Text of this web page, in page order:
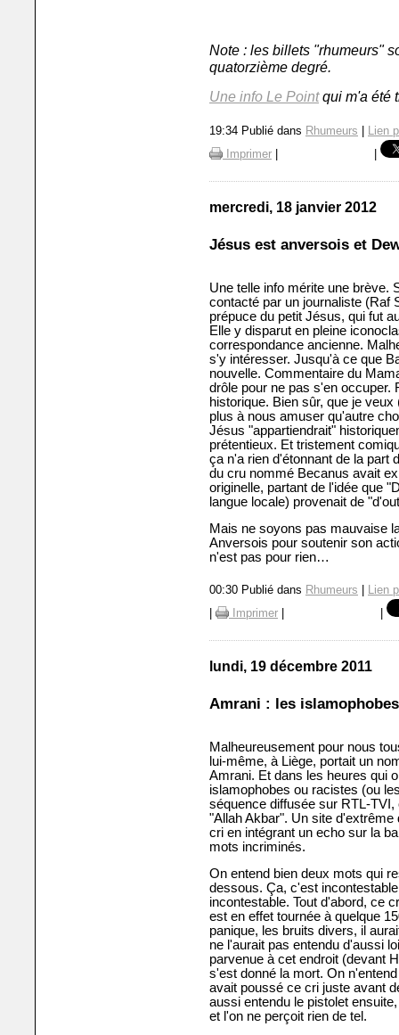
Note : les billets "rhumeurs"
quatorzième degré.
Une info Le Pointqui m'a été
19:34 Publié dans Rhumeurs
Lien
Imprimer
mercredi, 18 janvier 2012
Jésus est anversois et
Une telle info mérite une brève.
contacté par un journaliste (Raf
prépuce du petit Jésus, qui fut
Elle y disparut en pleine
correspondance ancienne.
s'y intéresser. Jusqu'à ce que
nouvelle. Commentaire du
drôle pour ne pas s'en occuper.
historique. Bien sûr, que je
plus à nous amuser qu'autre
Jésus "appartiendrait"
prétentieux. Et tristement
ça n'a rien d'étonnant de la part
du cru nommé Becanus avait
originelle, partant de l'idée que
langue locale) provenait de
Mais ne soyons pas mauvaise
Anversois pour soutenir son
n'est pas pour rien…
00:30 Publié dans Rhumeurs
Lien
Imprimer
lundi, 19 décembre 2011
Amrani : les
Malheureusement pour nous
lui-même, à Liège, portait un
Amrani. Et dans les heures qui
islamophobes ou racistes (ou
séquence diffusée sur RTL-
"Allah Akbar". Un site
cri en intégrant un echo sur la
mots incriminés.
On entend bien deux mots qui
dessous. Ça, c'est
incontestable. Tout d'abord, ce
est en effet tournée à quelque
panique, les bruits divers, il
ne l'aurait pas entendu d'aussi
parvenue à cet endroit (devant
s'est donné la mort. On
avait poussé ce cri juste avant
aussi entendu le pistolet
et l'on ne perçoit rien de tel.